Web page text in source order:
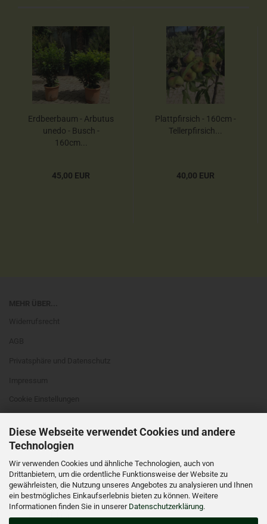
Diese Webseite verwendet Cookies und andere
Technologien
Wir verwenden Cookies und ähnliche Technologien, auch von
Drittanbietern, um die ordentliche Funktionsweise der Website zu
gewährleisten, die Nutzung unseres Angebotes zu analysieren und Ihnen
ein bestmögliches Einkaufserlebnis bieten zu können. Weitere
Informationen finden Sie in unserer Datenschutzerklärung.
Erdbeerbaum - Arbutus
unedo - Busch -
160cm...
45,00 EUR
Plattpfirsich - 160cm -
Tellerpfirsich...
40,00 EUR
WIDERRUFSRECHT
VERTRAG WIDERRUFEN
Widerrufsbelehrung